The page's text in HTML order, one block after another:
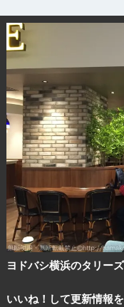
ヨドバシ横浜のタリー
いいね！して更新情報